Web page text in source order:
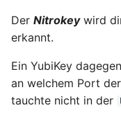
Der Nitrokeywird
erkannt.
Ein YubiKey
an welchem Port
tauchte nicht in der